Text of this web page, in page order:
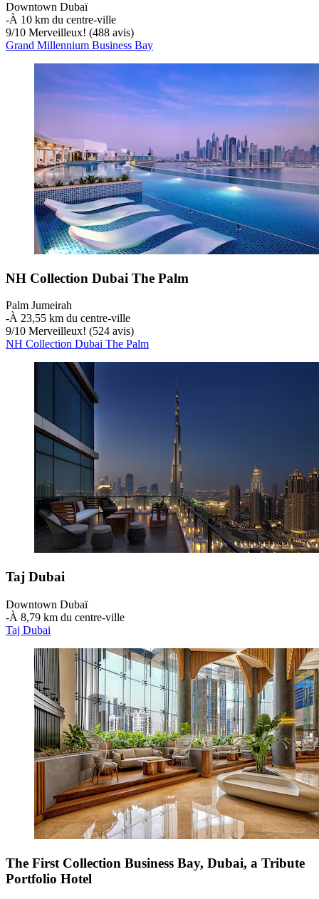
Downtown Dubaï
‐À 10 km du centre-ville
9/10 Merveilleux! (488 avis)
Grand Millennium Business Bay
NH Collection Dubai The Palm
Palm Jumeirah
‐À 23,55 km du centre-ville
9/10 Merveilleux! (524 avis)
NH Collection Dubai The Palm
Taj Dubai
Downtown Dubaï
‐À 8,79 km du centre-ville
Taj Dubai
The First Collection Business Bay, Dubai, a Tribute
Portfolio Hotel